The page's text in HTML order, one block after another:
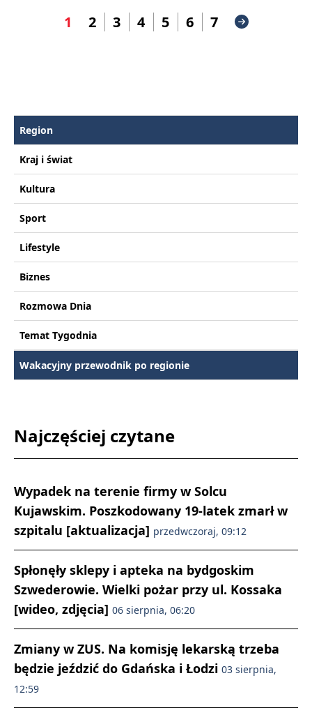
1 2 3 4 5 6 7
Region
Kraj i świat
Kultura
Sport
Lifestyle
Biznes
Rozmowa Dnia
Temat Tygodnia
Wakacyjny przewodnik po regionie
Najczęściej czytane
Wypadek na terenie firmy w Solcu
Kujawskim. Poszkodowany 19-latek zmarł w
szpitalu [aktualizacja] przedwczoraj, 09:12
Spłonęły sklepy i apteka na bydgoskim
Szwederowie. Wielki pożar przy ul. Kossaka
[wideo, zdjęcia] 06 sierpnia, 06:20
Zmiany w ZUS. Na komisję lekarską trzeba
będzie jeździć do Gdańska i Łodzi 03 sierpnia,
12:59